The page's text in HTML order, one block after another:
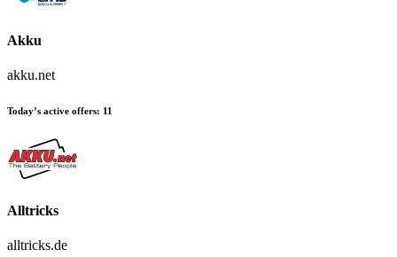
Akku
akku.net
Today’s active offers: 11
Alltricks
alltricks.de